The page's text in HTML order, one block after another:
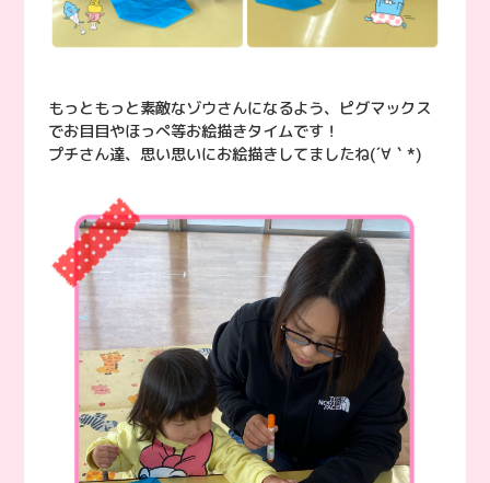
もっともっと素敵なゾウさんになるよう、ピグマックス
でお目目やほっぺ等お絵描きタイムです！
プチさん達、思い思いにお絵描きしてましたね(´∀｀*)